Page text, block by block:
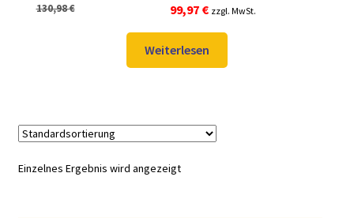
von 5
130,98€
Ursprünglicher
Preis
war:
130,98 €
99,97 €Aktueller
Preis
ist:
99,97 €.
zzgl. MwSt.
Weiterlesen
Einzelnes Ergebnis wird angezeigt